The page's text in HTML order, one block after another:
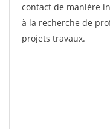
contact de manière
à la recherche de
projets travaux.